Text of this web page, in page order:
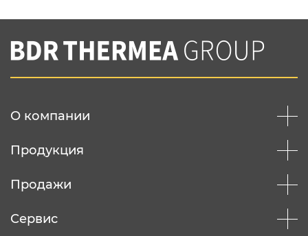
Вы соглашаетесь с нашей политикой
конфеденциальности
О компании
Продукция
Продажи
Сервис